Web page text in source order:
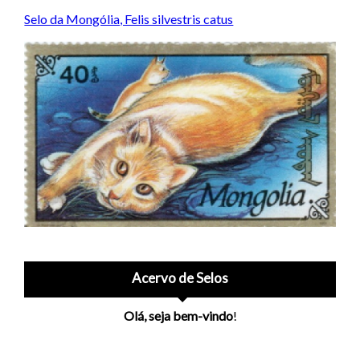
Selo da Mongólia, Felis silvestris catus
Acervo de Selos
Olá, seja bem-vindo!